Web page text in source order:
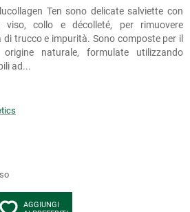
Ten sono delicate salviette con
collo e décolleté, per rimuovere
trucco e impurità. Sono composte per il
naturale, formulate utilizzando
ad...
AGGIUNGI